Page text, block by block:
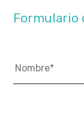
Formulario